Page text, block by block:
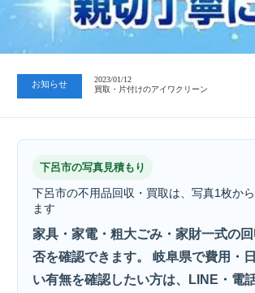
お知らせ
2023/07/24
中日新聞 岐阜版「空き家対策SOS」コー
2023/01/12
買取・片付けのアイワクリーン
中日新聞 岐阜版「空き家対策SOS」コー
下呂市の写真見積もり
下呂市の不用品回収・買取は、写真1枚か
ます
家具・家電・粗大ごみ・家財一式の
否を確認できます。 岐阜県で費用・
い有無を確認したい方は、LINE・電